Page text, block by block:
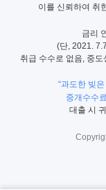
이를 신뢰하여 취
금리
(단, 2021.
취급 수수로 없음, 중
“과도한 빚
중개수수
대출 시